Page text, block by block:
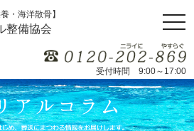
・海洋散骨】
整備協会
受付時間 9:00～17:00